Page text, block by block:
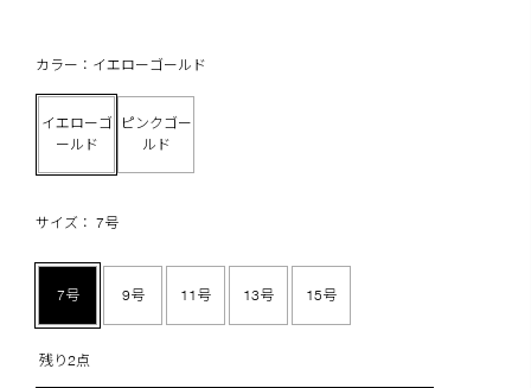
カラー：イエローゴールド
イエローゴ
ールド
ピンクゴー
ルド
サイズ： 7号
7号 9号 11号 13号 15号
残り2点